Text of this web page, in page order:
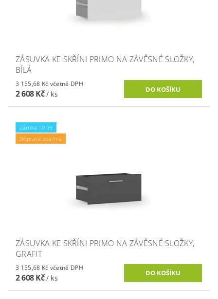
ZÁSUVKA KE SKŘÍNI PRIMO NA ZÁVĚSNÉ SLOŽKY,
BÍLÁ
3 155,68 Kč včetně DPH
2 608 Kč/ ks
Záruka 10 let
Doprava zdarma
ZÁSUVKA KE SKŘÍNI PRIMO NA ZÁVĚSNÉ SLOŽKY,
GRAFIT
3 155,68 Kč včetně DPH
2 608 Kč/ ks